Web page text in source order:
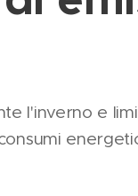
l'inverno e